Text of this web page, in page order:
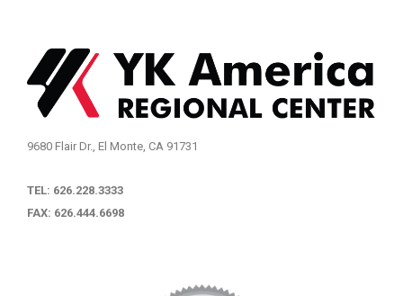
9680 Flair Dr., El Monte, CA 91731
TEL: 626.228.3333
FAX: 626.444.6698